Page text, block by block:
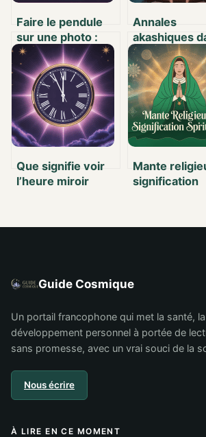
Faire le pendule
sur une photo :
comment
procéder
efficacement et en
toute sécurité
Annales
akashiques
: tout ce qu’il
vraiment
Que signifie voir
l’heure miroir
retenir
Mante
signification
insecte
Guide Cosmique
Un portail francophone qui met la santé,
développement personnel à portée de
sans promesse, avec un vrai souci de la
Nous écrire
À LIRE EN CE MOMENT